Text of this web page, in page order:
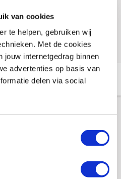
van cookies
te helpen, gebruiken wij
Met de cookies
jouw internetgedrag binnen
advertenties op basis van
delen via social